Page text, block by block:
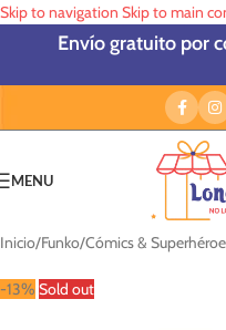
Skip to navigation Skip to main
Envío gratuito por
MENU
Inicio/Funko/Cómics & Superhéroe
-13% Sold out